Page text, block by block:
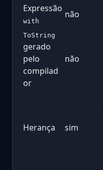
Expressão
with
não
ToString
gerado
pelo
compilad
or
não
Herança sim